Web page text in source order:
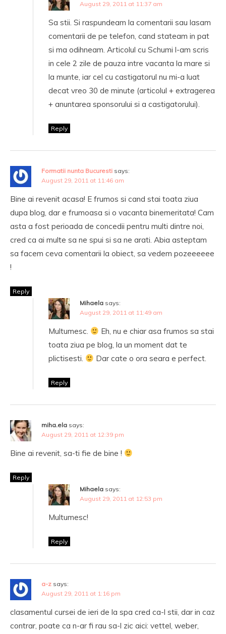
August 29, 2011 at 11:37 am
Sa stii. Si raspundeam la comentarii sau lasam
comentarii de pe telefon, cand stateam in pat
si ma odihneam. Articolul cu Schumi l-am scris
in cele 2 zile de pauza intre vacanta la mare si
la munte, iar cel cu castigatorul nu mi-a luat
decat vreo 30 de minute (articolul + extragerea
+ anuntarea sponsorului si a castigatorului).
Reply
Formatii nunta Bucuresti says:
August 29, 2011 at 11:46 am
Bine ai revenit acasa! E frumos si cand stai toata ziua
dupa blog, dar e frumoasa si o vacanta binemeritata! Cam
asta a fost perioada de concedii pentru multi dintre noi,
cred ca ai multe sa ne spui si sa ne arati. Abia asteptam
sa facem ceva comentarii la obiect, sa vedem pozeeeeee
!
Reply
Mihaela says:
August 29, 2011 at 11:49 am
Multumesc.
Eh, nu e chiar asa frumos sa stai
toata ziua pe blog, la un moment dat te
plictisesti.
Dar cate o ora seara e perfect.
Reply
miha.ela says:
August 29, 2011 at 12:39 pm
Bine ai revenit, sa-ti fie de bine !
Reply
Mihaela says:
August 29, 2011 at 12:53 pm
Multumesc!
Reply
a-z says:
August 29, 2011 at 1:16 pm
clasamentul cursei de ieri de la spa cred ca-l stii, dar in caz
contrar, poate ca n-ar fi rau sa-l zic aici: vettel, weber,